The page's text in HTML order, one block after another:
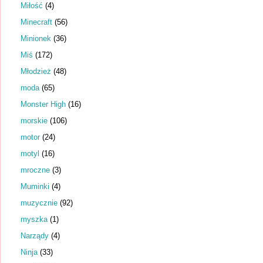
Miłość (4)
Minecraft (56)
Minionek (36)
Miś (172)
Młodzież (48)
moda (65)
Monster High (16)
morskie (106)
motor (24)
motyl (16)
mroczne (3)
Muminki (4)
muzycznie (92)
myszka (1)
Narządy (4)
Ninja (33)